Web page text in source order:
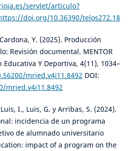
servlet/articulo?
doi.org/10.36390/telos272.18
Y. (2025). Producción
Revisión documental. MENTOR
Y Deportiva, 4(11), 1034–
mried.v4i11.8492 DOI:
mried.v4i11.8492
I., Luis, G. y Arribas, S. (2024).
incidencia de un programa
de alumnado universitario
impact of a program on the